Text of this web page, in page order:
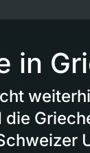
in